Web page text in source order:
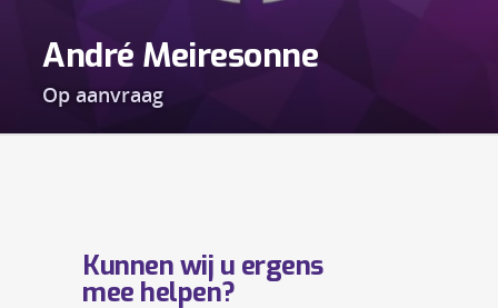
André Meiresonne
Op aanvraag
Kunnen wij u ergens
mee helpen?